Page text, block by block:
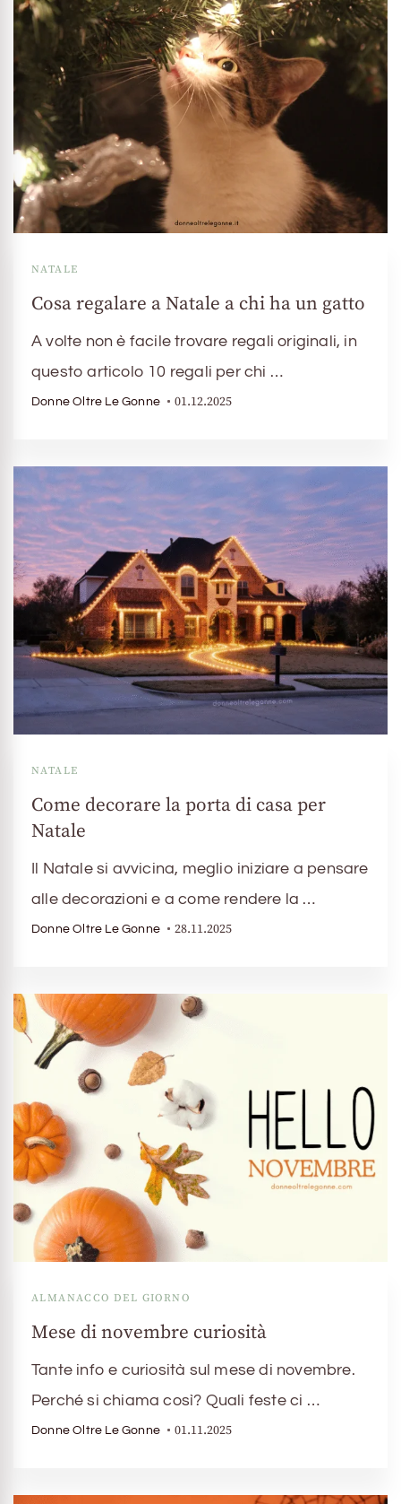
NATALE
Cosa regalare a Natale a chi ha un gatto
A volte non è facile trovare regali originali, in
questo articolo 10 regali per chi …
Donne Oltre Le Gonne 01.12.2025
NATALE
Come decorare la porta di casa per
Natale
Il Natale si avvicina, meglio iniziare a pensare
alle decorazioni e a come rendere la …
Donne Oltre Le Gonne 28.11.2025
ALMANACCO DEL GIORNO
Mese di novembre curiosità
Tante info e curiosità sul mese di novembre.
Perché si chiama così? Quali feste ci …
Donne Oltre Le Gonne 01.11.2025